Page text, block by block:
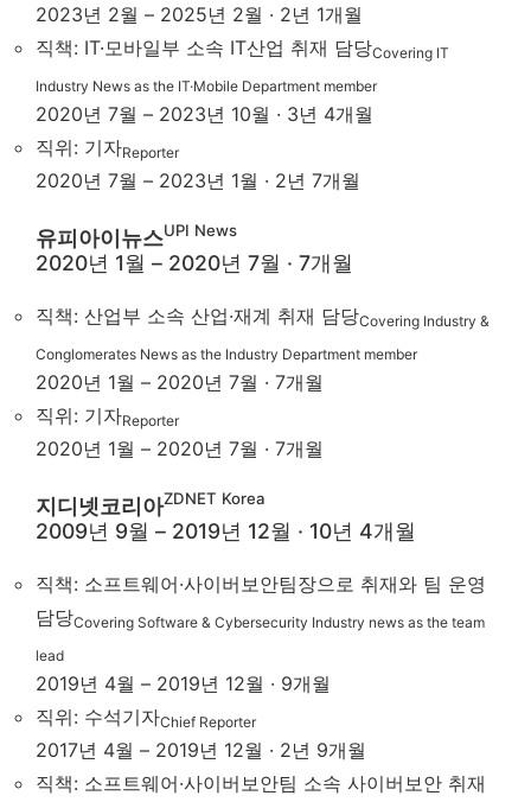
2023년 2월 – 2025년 2월 · 2년 1개월
직책: IT·모바일부 소속 IT산업 취재 담당Covering IT
Industry News as the IT·Mobile Department member
2020년 7월 – 2023년 10월 · 3년 4개월
직위: 기자Reporter
2020년 7월 – 2023년 1월 · 2년 7개월
유피아이뉴스UPI News
2020년 1월 – 2020년 7월 · 7개월
직책: 산업부 소속 산업·재계 취재 담당Covering Industry &
Conglomerates News as the Industry Department member
2020년 1월 – 2020년 7월 · 7개월
직위: 기자Reporter
2020년 1월 – 2020년 7월 · 7개월
지디넷코리아ZDNET Korea
2009년 9월 – 2019년 12월 · 10년 4개월
직책: 소프트웨어·사이버보안팀장으로 취재와 팀 운영
담당Covering Software & Cybersecurity Industry news as the team
lead
2019년 4월 – 2019년 12월 · 9개월
직위: 수석기자Chief Reporter
2017년 4월 – 2019년 12월 · 2년 9개월
직책: 소프트웨어·사이버보안팀 소속 사이버보안 취재